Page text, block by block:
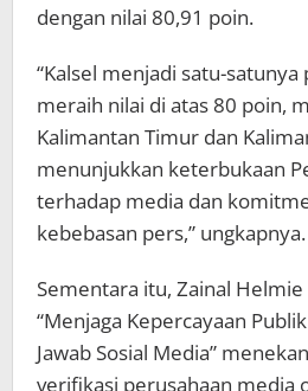
dengan nilai 80,91 poin.
“Kalsel menjadi satu-satunya
meraih nilai di atas 80 poin,
Kalimantan Timur dan
menunjukkan keterbukaan
terhadap media dan
kebebasan pers,” ungkapnya.
Sementara itu, Zainal
“Menjaga Kepercayaan
Jawab Sosial Media”
verifikasi perusahaan media